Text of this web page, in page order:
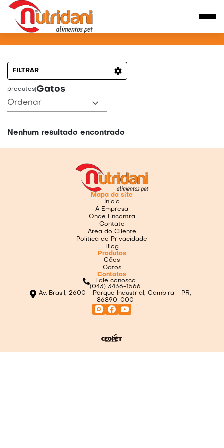
PRODUTOS PARA GATOS
FILTRAR
produtos Gatos
Ordenar
Nenhum resultado encontrado
Mapa do site
Ínicio
A Empresa
Onde Encontra
Contato
Area do Cliente
Politica de Privacidade
Blog
Produtos
Cães
Gatos
Contatos
Fale conosco
(043) 3436-1566
Av. Brasil, 2600 - Parque Industrial, Cambira - PR,
86890-000